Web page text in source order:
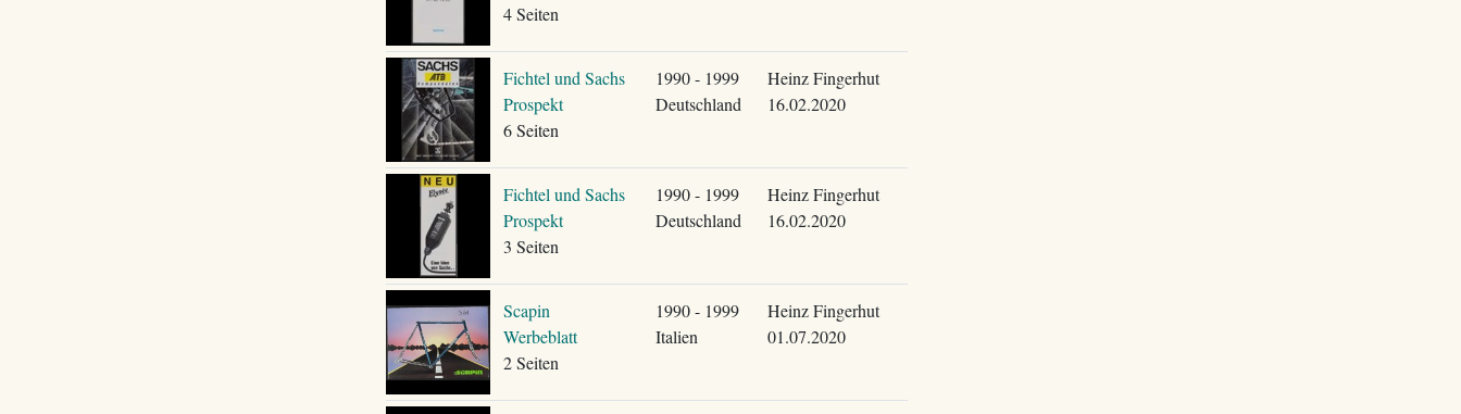
4 Seiten
Fichtel und Sachs
Prospekt
6 Seiten
1990 - 1999
Deutschland
Heinz Fingerhut
16.02.2020
Fichtel und Sachs
Prospekt
3 Seiten
1990 - 1999
Deutschland
Heinz Fingerhut
16.02.2020
Scapin
Werbeblatt
2 Seiten
1990 - 1999
Italien
Heinz Fingerhut
01.07.2020